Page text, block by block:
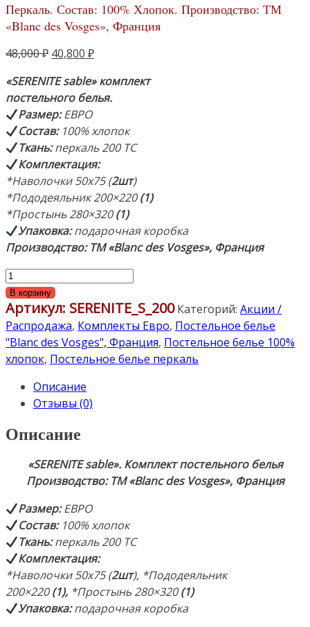
Перкаль. Состав: 100% Хлопок. Производство: ТМ
«Blanc des Vosges», Франция
48,000₽ Первоначальная
составляла
48,000 ₽.
40,800 ₽Текущая
40,800 ₽.
«SERENITE sable» комплект
постельного белья.
Размер:ЕВРО
Состав: 100% хлопок
Ткань:перкаль 200 TC
Комплектация:
*Наволочки 50х75 (2шт)
*Пододеяльник 200×220(1)
*Простынь 280×320(1)
Упаковка:подарочная коробка
Производство: ТМ «Blanc des Vosges», Франция
Количество
товара
«SERENITE
sable».
Комплект
постельного
ЕВРО:
пододеяльник
(1),
простынь
280×320см
наволочки
50х75
(2шт).
Ткань:
Перкаль.
Состав:
100%
В корзину
Артикул: SERENITE_S_200 Категорий: Акции /
Распродажа, Комплекты Евро, Постельное белье
"Blanc des Vosges", Франция, Постельное белье 100%
хлопок, Постельное белье перкаль
Описание
Отзывы (0)
Описание
«SERENITE sable». Комплект постельного белья
Производство: ТМ «Blanc des Vosges», Франция
Размер:ЕВРО
Состав: 100% хлопок
Ткань:перкаль 200 TC
Комплектация:
*Наволочки 50х75 (2шт), *Пододеяльник
200×220(1), *Простынь 280×320(1)
Упаковка:подарочная коробка